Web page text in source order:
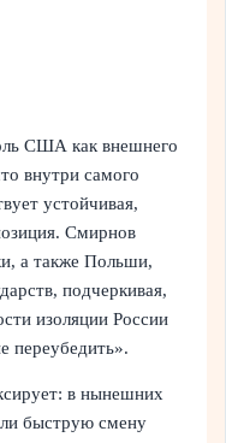
США как внешнего
внутри самого
устойчивая,
Смирнов
а также Польши,
подчеркивая,
изоляции России
переубедить».
в нынешних
быструю смену